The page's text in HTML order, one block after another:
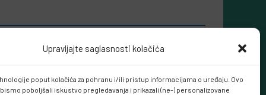
Upravljajte saglasnosti kolačića
poput kolačića za pohranu i/ili pristup informacijama o uređaju. Ovo
poboljšali iskustvo pregledavanja i prikazali (ne-) personalizovane